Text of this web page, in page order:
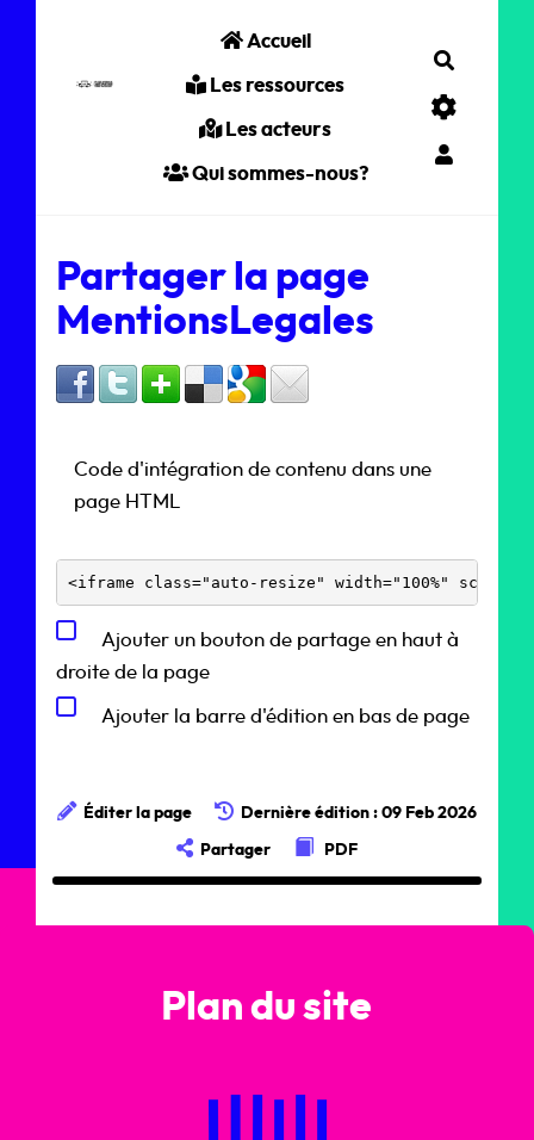
Aller au contenu principal
Accueil
Les ressources
Les acteurs
Qui sommes-nous?
Partager la page
MentionsLegales
Code d'intégration de contenu dans une
page HTML
Ajouter un bouton de partage en haut à
droite de la page
Ajouter la barre d'édition en bas de page
Éditer la page Dernière édition : 09 Feb 2026
Partager PDF
Plan du site